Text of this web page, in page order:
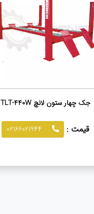
جک چهار ستون لانچ TLT-440W
قیمت :